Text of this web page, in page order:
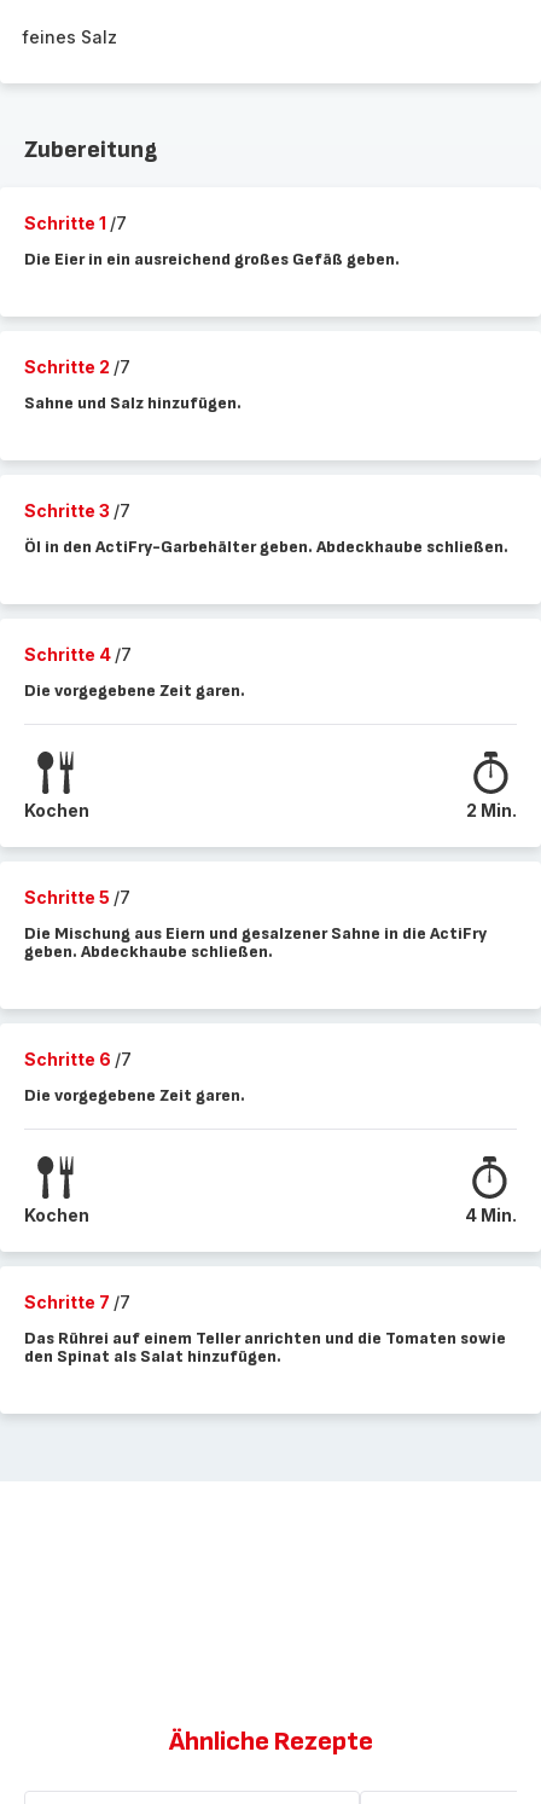
feines Salz
Zubereitung
Schritte 1 /7
Die Eier in ein ausreichend großes Gefäß geben.
Schritte 2 /7
Sahne und Salz hinzufügen.
Schritte 3 /7
Öl in den ActiFry-Garbehälter geben. Abdeckhaube schließen.
Schritte 4 /7
Die vorgegebene Zeit garen.
Kochen 2 Min.
Schritte 5 /7
Die Mischung aus Eiern und gesalzener Sahne in die ActiFry
geben. Abdeckhaube schließen.
Schritte 6 /7
Die vorgegebene Zeit garen.
Kochen 4 Min.
Schritte 7 /7
Das Rührei auf einem Teller anrichten und die Tomaten sowie
den Spinat als Salat hinzufügen.
Ähnliche Rezepte